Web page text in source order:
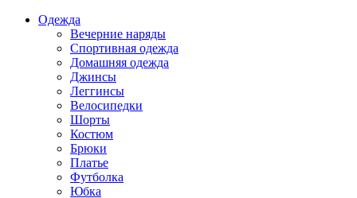
Одежда
Вечерние наряды
Спортивная одежда
Домашняя одежда
Джинсы
Леггинсы
Велосипедки
Шорты
Костюм
Брюки
Платье
Футболка
Юбка